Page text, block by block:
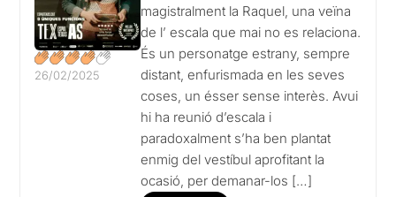
26/02/2025
magistralment la Raquel, una veïna
de l’ escala que mai no es relaciona.
És un personatge estrany, sempre
distant, enfurismada en les seves
coses, un ésser sense interès. Avui
hi ha reunió d’escala i
paradoxalment s’ha ben plantat
enmig del vestíbul aprofitant la
ocasió, per demanar-los […]